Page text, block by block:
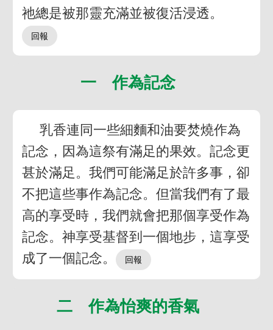
祂總是被那靈充滿並被復活浸透。
一 作為記念
乳香連同一些細麵和油要焚燒作為
記念，因為這祭有滿足的果效。記念更
甚於滿足。我們可能滿足於許多事，卻
不把這些事作為記念。但當我們有了最
高的享受時，我們就會把那個享受作為
記念。神享受基督到一個地步，這享受
成了一個記念。
二 作為怡爽的香氣